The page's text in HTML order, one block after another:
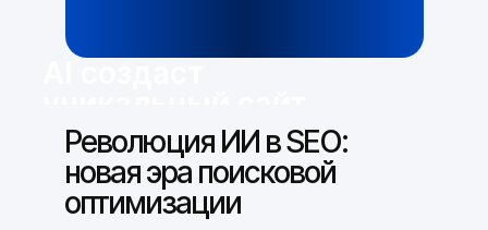
за 3 минуты
Ответьте всего на 2 вопроса и
получите готовый сайт для вашей
сферы деятельности
Революция ИИ в SEO:
новая эра поисковой
оптимизации